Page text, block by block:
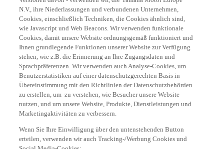
N.V., ihre Niederlassungen und verbundenen Unternehmen,
Cookies, einschließlich Techniken, die Cookies ähnlich sind,
wie Javascript und Web Beacons. Wir verwenden funktionale
Cookies, damit unsere Website ordnungsgemäß funktioniert und
Ihnen grundlegende Funktionen unserer Website zur Verfügung
stehen, wie z.B. die Erinnerung an Ihre Zugangsdaten und
Sprachpräferenzen. Wir verwenden auch Analyse-Cookies, um
Benutzerstatistiken auf einer datenschutzgerechten Basis in
Übereinstimmung mit den Richtlinien der Datenschutzbehörden
zu erstellen, um zu verstehen, wie Besucher unsere Website
nutzen, und um unsere Website, Produkte, Dienstleistungen und
Marketingaktivitäten zu verbessern.
Wenn Sie Ihre Einwilligung über den untenstehenden Button
erteilen, verwenden wir auch Tracking-/Werbung Cookies und
Social Media-Cookies: